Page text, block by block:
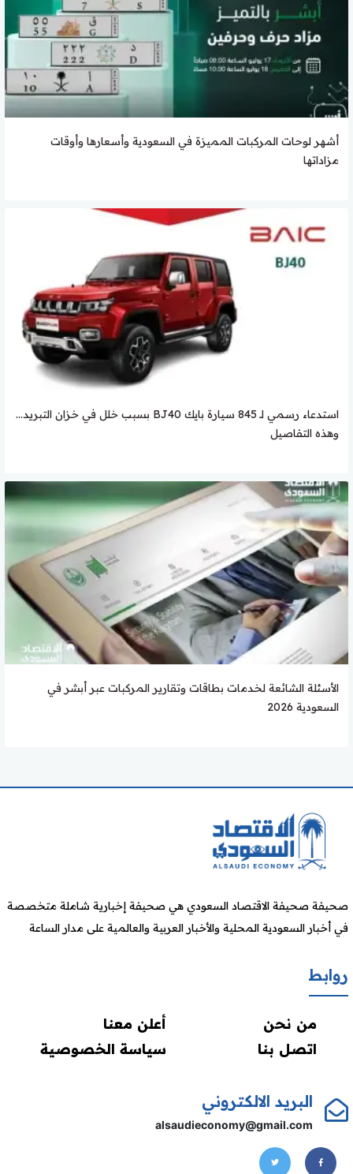
أشهر لوحات المركبات المميزة في السعودية وأسعارها وأوقات
مزاداتها
استدعاء رسمي لـ 845 سيارة بايك BJ40 بسبب خلل في خزان التبريد…
وهذه التفاصيل
الأسئلة الشائعة لخدمات بطاقات وتقارير المركبات عبر أبشر في
السعودية 2026
صحيفة صحيفة الاقتصاد السعودي هي صحيفة إخبارية شاملة متخصصة
في أخبار السعودية المحلية والأخبار العربية والعالمية على مدار الساعة
روابط
من نحن
أعلن معنا
اتصل بنا
سياسة الخصوصية
البريد الالكتروني
alsaudieconomy@gmail.com